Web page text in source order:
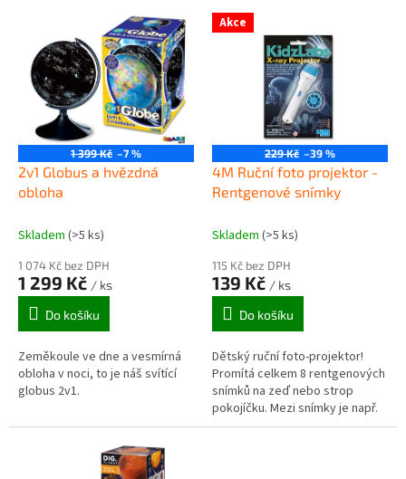
1 399 Kč –7 %
2v1 Globus a hvězdná
obloha
Skladem (>5 ks)
1 074 Kč bez DPH
1 299 Kč / ks
Do košíku
Zeměkoule ve dne a vesmírná
obloha v noci, to je náš svítící
globus 2v1.
Akce
229 Kč –39 %
4M Ruční foto projektor -
Rentgenové snímky
Skladem (>5 ks)
115 Kč bez DPH
139 Kč / ks
Do košíku
Dětský ruční foto-projektor!
Promítá celkem 8 rentgenových
snímků na zeď nebo strop
pokojíčku. Mezi snímky je např.
lebka, pánev, mozek, srdce a